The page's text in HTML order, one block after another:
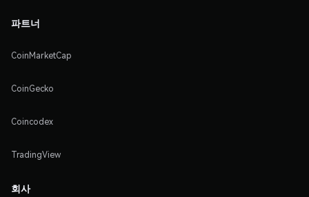
파트너
CoinMarketCap
CoinGecko
Coincodex
TradingView
회사